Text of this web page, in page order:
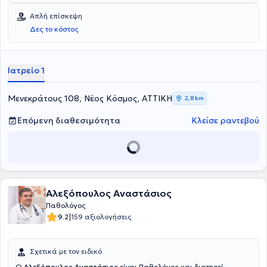
Απλή επίσκεψη
Δες το κόστος
Ιατρείο 1
Μενεκράτους 108, Νέος Κόσμος, ΑΤΤΙΚΗ 2,8 km
Επόμενη διαθεσιμότητα Κλείσε ραντεβού
Αλεξόπουλος Αναστάσιος
Παθολόγος
9.2|159 αξιολογήσεις
Σχετικά με τον ειδικό